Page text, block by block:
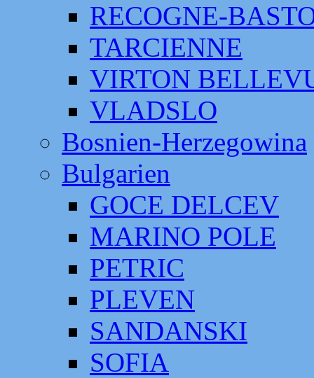
RECOGNE-
TARCIENNE
VIRTON
VLADSLO
Bosnien-Herzegowina
Bulgarien
GOCE DELCEV
MARINO POLE
PETRIC
PLEVEN
SANDANSKI
SOFIA